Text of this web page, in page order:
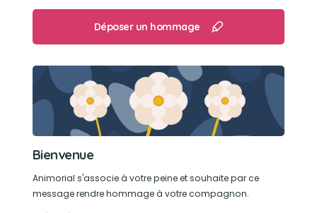
Déposer un hommage
Bienvenue
Animorial s'associe à votre peine et souhaite par ce
message rendre hommage à votre compagnon.